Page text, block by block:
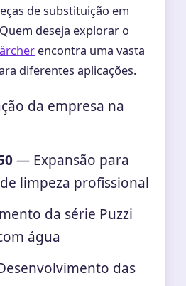
de substituição em
deseja explorar o
encontra uma vasta
diferentes aplicações.
da empresa na
— Expansão para
limpeza profissional
da série Puzzi
água
das